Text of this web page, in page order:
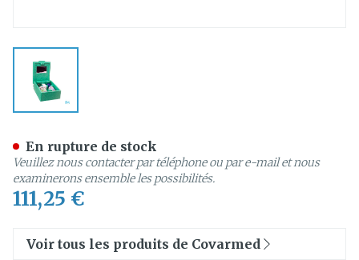
View larger image
111,25 €
En rupture de stock
Veuillez nous contacter par téléphone ou par e-mail et nous
examinerons ensemble les possibilités.
Voir tous les produits de Covarmed